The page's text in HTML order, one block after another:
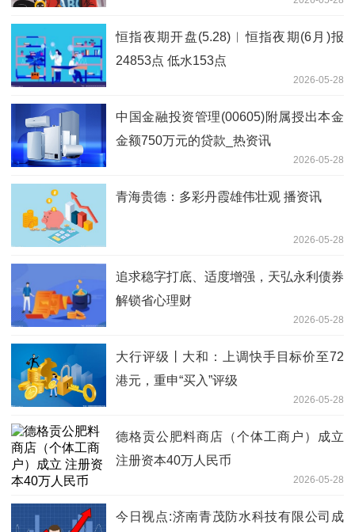
恒指夜期开盘(5.28)︱恒指夜期(6月)报
24853点 低水153点
2026-05-28
中国金融投资管理(00605)附属授出本金
金额750万元的贷款_热资讯
2026-05-28
青海贵德：多彩丹霞雄伟壮观 播资讯
2026-05-28
追求稳字打底、适度增强，天弘永利债券
解锁省心理财
2026-05-28
大行评级丨大和：上调快手目标价至72
港元，重申“买入”评级
2026-05-28
德格贡公肥料商店（个体工商户）成立
注册资本40万人民币
2026-05-28
今日视点:济南青茂防水科技有限公司成